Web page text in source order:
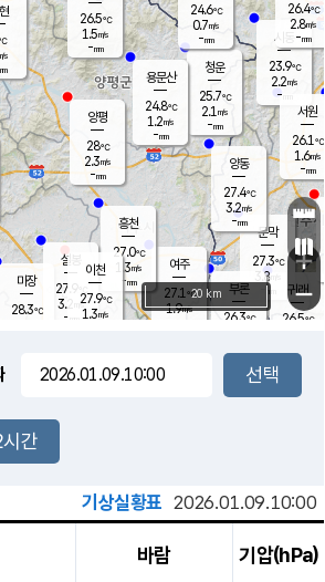
문막
27.3℃
3.8
mm
부론
26.3℃
-mm
청운
25.7℃
2.1 m/s
-mm
24.6℃
0.7m/s
-mm
여주
27.1℃
1.9m/s
양동
27.4℃
3.2m/s
-mm
장호원
26.5℃
1.5m/s
-mm
s
흥천
27.0℃
1.3m/s
-mm
마장
28.3℃
설봉
27.9
3.2 m/s
- mm
시동
23.9℃
2.2m/s
- mm
귀래
26.5℃
서원
26.1℃
1.6m/s
-mm
용문산
24.8℃
1.2m/s
-mm
26.4℃
2.8m/s
-mm
이천
27.9℃
1.3m/s
양평
28℃
2.3m/s
-mm
+
−
20 km
간
기상실황표 2026.01.09.10:00
바람 기압(hPa)